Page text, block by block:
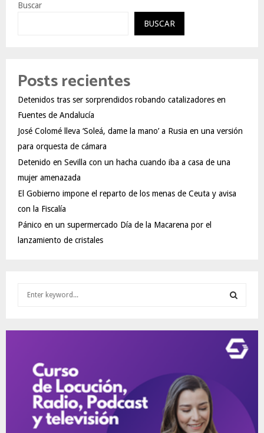
Buscar
BUSCAR
Posts recientes
Detenidos tras ser sorprendidos robando catalizadores en
Fuentes de Andalucía
José Colomé lleva ‘Soleá, dame la mano’ a Rusia en una versión
para orquesta de cámara
Detenido en Sevilla con un hacha cuando iba a casa de una
mujer amenazada
El Gobierno impone el reparto de los menas de Ceuta y avisa
con la Fiscalía
Pánico en un supermercado Día de la Macarena por el
lanzamiento de cristales
E